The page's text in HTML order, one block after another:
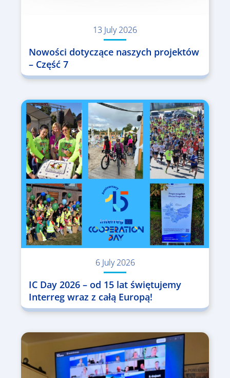
13 July 2026
Nowości dotyczące naszych projektów
– Część 7
6 July 2026
IC Day 2026 – od 15 lat świętujemy
Interreg wraz z całą Europą!